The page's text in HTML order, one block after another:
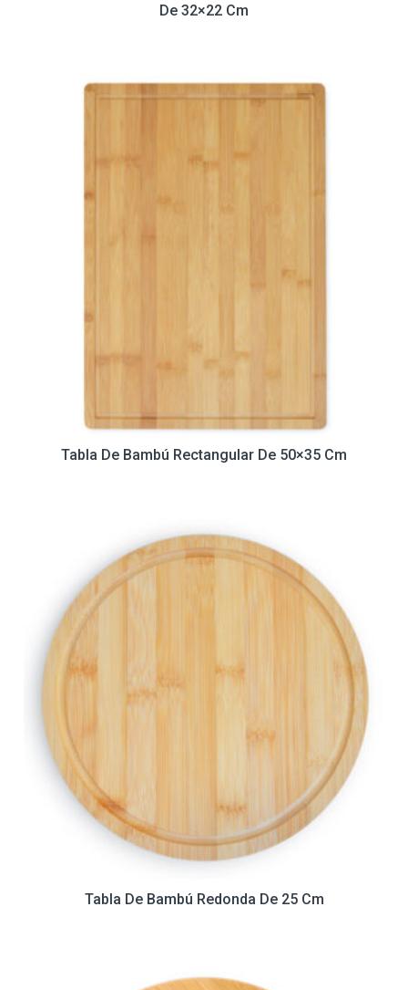
De 32×22 Cm
Tabla De Bambú Rectangular De 50×35 Cm
Tabla De Bambú Redonda De 25 Cm